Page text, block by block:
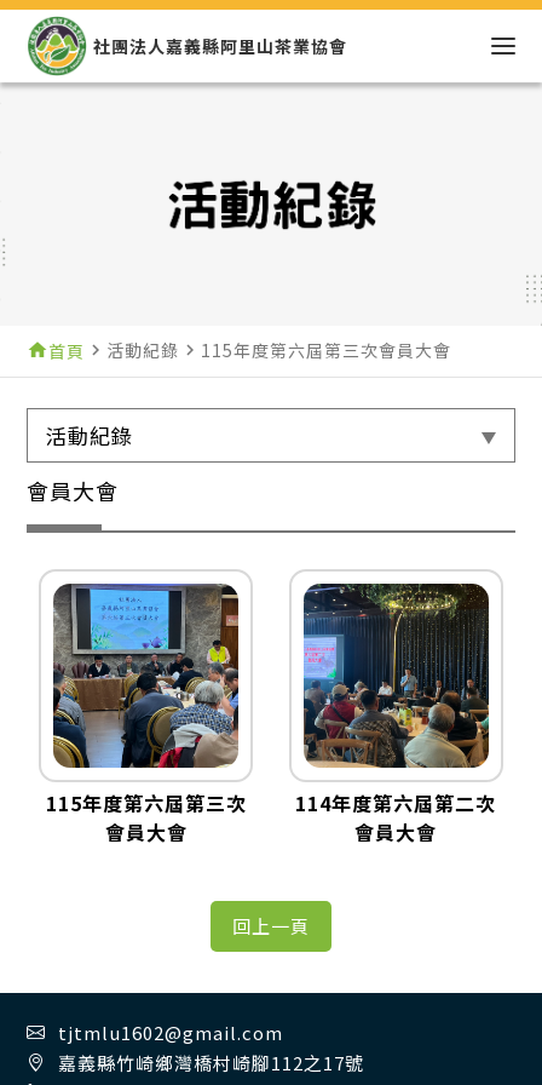
社團法人嘉義縣阿里山茶業協會
home首頁 navigate_next 活動紀錄 navigate_next 115年度第六屆第三次會員大會
活動紀錄
會員大會
115年度第六屆第三次
會員大會
114年度第六屆第二次
會員大會
tjtmlu1602@gmail.com
嘉義縣竹崎鄉灣橋村崎腳112之17號